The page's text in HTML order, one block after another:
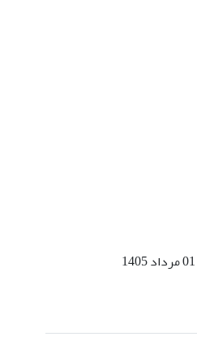
01 مرداد 1405